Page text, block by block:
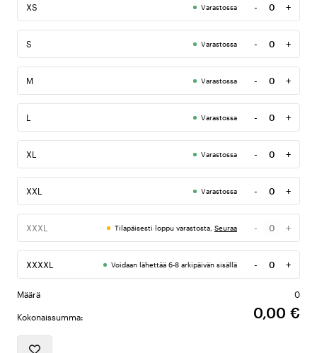
XS Varastossa -
Määrä
+
S Varastossa -
Määrä
+
M Varastossa -
Määrä
+
L Varastossa -
Määrä
+
XL Varastossa -
Määrä
+
XXL Varastossa -
Määrä
+
XXXL Tilapäisesti loppu varastosta, Seuraa -
Määrä
+
XXXXL Voidaan lähettää 6-8 arkipäivän sisällä -
Määrä
+
Määrä 0
Kokonaissumma: 0,00 €